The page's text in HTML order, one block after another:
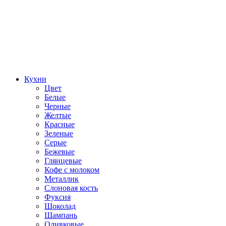
Кухни
Цвет
Белые
Черные
Желтые
Красные
Зеленые
Серые
Бежевые
Глянцевые
Кофе с молоком
Металлик
Слоновая кость
Фуксия
Шоколад
Шампань
Оливковые